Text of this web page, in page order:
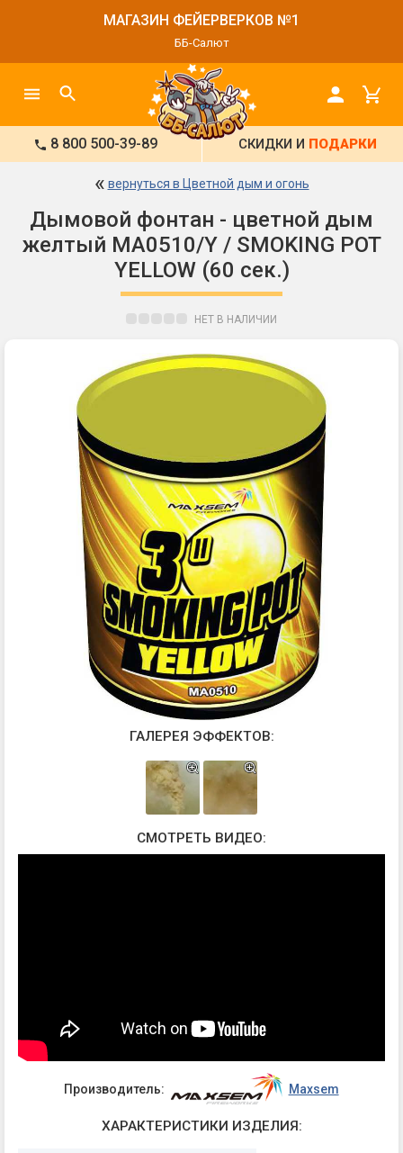
МАГАЗИН ФЕЙЕРВЕРКОВ №1
ББ-Салют
8 800 500-39-89 СКИДКИ И ПОДАРКИ
« вернуться в Цветной дым и огонь
Дымовой фонтан - цветной дым
желтый MA0510/Y / SMOKING POT
YELLOW (60 сек.)
НЕТ В НАЛИЧИИ
ГАЛЕРЕЯ ЭФФЕКТОВ:
СМОТРЕТЬ ВИДЕО:
Производитель: Maxsem
ХАРАКТЕРИСТИКИ ИЗДЕЛИЯ: